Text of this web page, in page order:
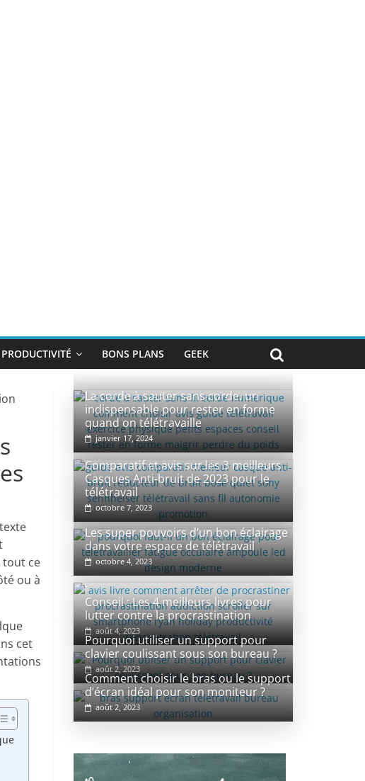
PRODUCTIVITÉ BONS PLANS GEEK
tout ce
ou à
cet
La corde à sauter sans corde, un
indispensable pour rester en forme
quand on télétravaille
janvier 17, 2024
Comparatif et avis sur les 3 meilleurs
Casques Anti-bruit de 2023 pour le
télétravail
octobre 7, 2023
Les super pouvoirs d’un bon éclairage
dans votre espace de télétravail
octobre 4, 2023
Conseil : Les 4 meilleurs livres pour
lutter contre la procrastination
août 4, 2023
Pourquoi utiliser un support pour
clavier coulissant sous son bureau ?
août 2, 2023
Comment choisir le bras ou le support
d’écran idéal pour son moniteur ?
août 2, 2023